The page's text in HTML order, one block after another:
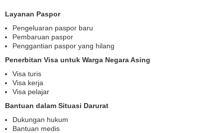
Layanan Paspor
Pengeluaran paspor baru
Pembaruan paspor
Penggantian paspor yang hilang
Penerbitan Visa untuk Warga Negara Asing
Visa turis
Visa kerja
Visa pelajar
Bantuan dalam Situasi Darurat
Dukungan hukum
Bantuan medis